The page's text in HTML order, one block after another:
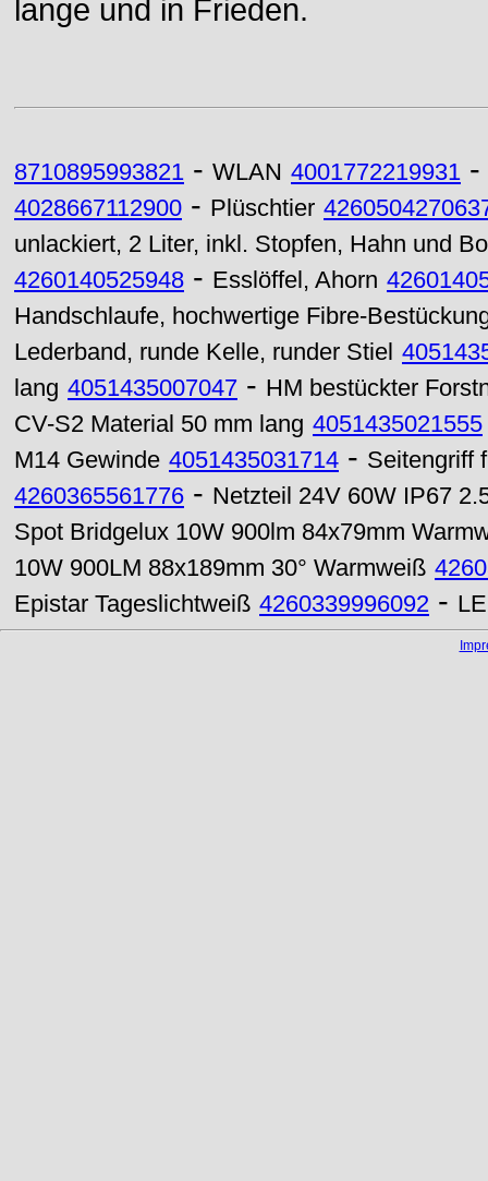
lange und in Frieden.
8710895993821 - WLAN 4001772219931 -
4028667112900 - Plüschtier
unlackiert, 2 Liter, inkl. Stopfen, Hahn und
4260140525948 - Esslöffel, Ahorn
Handschlaufe, hochwertige Fibre-
Lederband, runde Kelle, runder Stiel
lang 4051435007047 - HM bestückter
CV-S2 Material 50 mm lang 4051435021555
M14 Gewinde 4051435031714 - Seitengriff
4260365561776 - Netzteil 24V 60W IP67
Spot Bridgelux 10W 900lm 84x79mm
10W 900LM 88x189mm 30° Warmweiß
Epistar Tageslichtweiß 4260339996092 -